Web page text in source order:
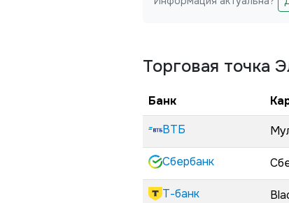
Не заполняйте это поле
Торговая точка
Банк
ВТБ
Сбербанк
Т-банк